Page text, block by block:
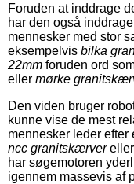
Foruden at inddrage
har den også
mennesker med stor
eksempelvis bilka
22mm foruden ord
eller mørke
Den viden bruger
kunne vise de mest
mennesker leder efter
ncc granitskærvereller
har søgemotoren
igennem massevis af